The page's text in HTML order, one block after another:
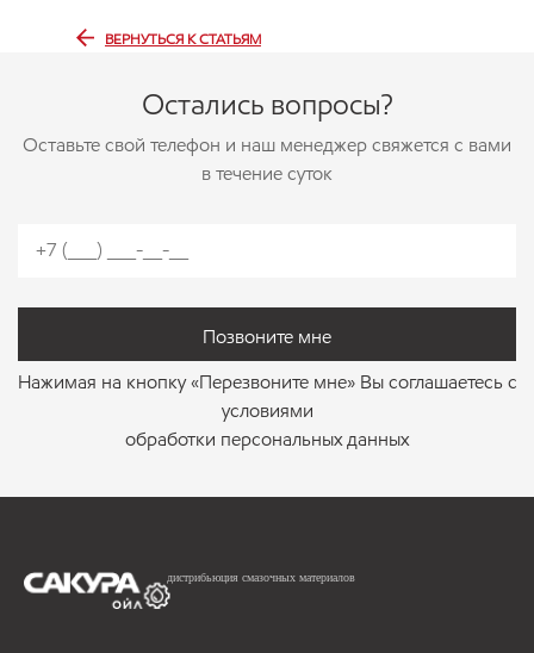
ВЕРНУТЬСЯ К СТАТЬЯМ
Остались вопросы?
Оставьте свой телефон и наш менеджер свяжется с вами
в течение суток
позвоните мне
Нажимая на кнопку «Перезвоните мне» Вы соглашаетесь с
условиями
обработки персональных данных
дистрибьюция смазочных материалов